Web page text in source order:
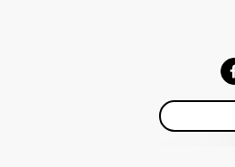
Αναζήτηση